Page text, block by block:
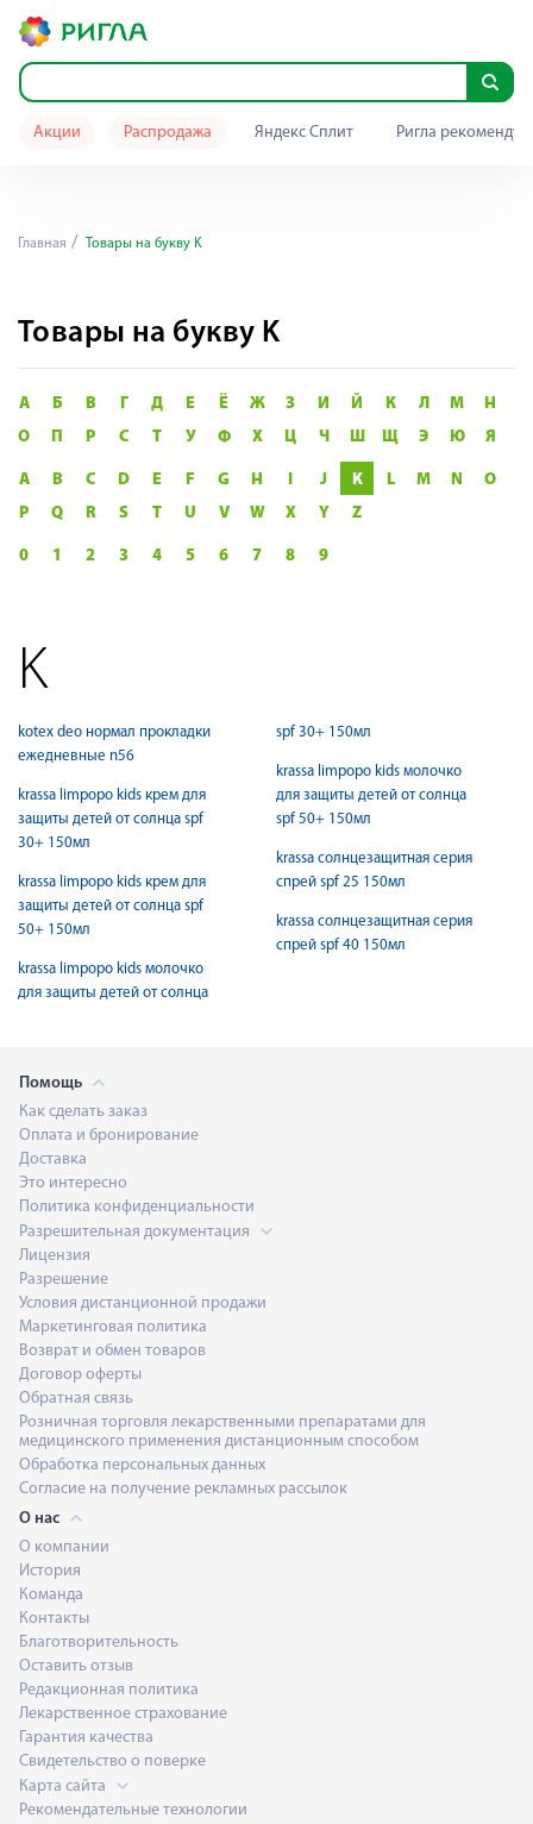
Акции Распродажа Яндекс Сплит Ригла
Главная Товары на букву K
Товары на букву K
А Б В Г Д Е Ё Ж З И Й К Л М
Н
О
П Р С Т У Ф Х Ц Ч Ш Щ Э Ю Я
A B C D E F G H I J K L M N
O
P
Q R S T U V W X Y Z
0 1 2 3 4 5 6 7 8 9
K
kotex deo нормал прокладки
ежедневные n56
krassa limpopo kids крем для
защиты детей от солнца spf
30+ 150мл
krassa limpopo kids крем для
защиты детей от солнца spf
50+ 150мл
krassa limpopo kids молочко
для защиты детей от солнца
spf 30+ 150мл
krassa limpopo kids молочко
для защиты детей от солнца
spf 50+ 150мл
krassa солнцезащитная серия
спрей spf 25 150мл
krassa солнцезащитная серия
спрей spf 40 150мл
Помощь
Как сделать заказ
Оплата и бронирование
Доставка
Это интересно
Политика конфиденциальности
Разрешительная документация
Лицензия
Разрешение
Условия дистанционной продажи
Маркетинговая политика
Возврат и обмен товаров
Договор оферты
Обратная связь
Розничная торговля лекарственными препаратами для
медицинского применения дистанционным способом
Обработка персональных данных
Согласие на получение рекламных рассылок
О нас
О компании
История
Команда
Контакты
Благотворительность
Оставить отзыв
Редакционная политика
Лекарственное страхование
Гарантия качества
Свидетельство о поверке
Карта сайта
Рекомендательные технологии